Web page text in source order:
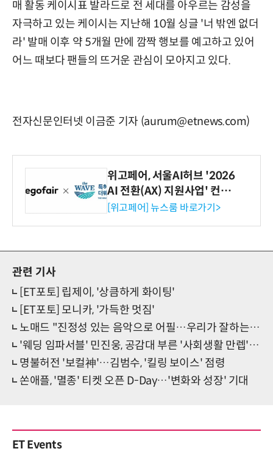
매 활동 케이시표 발라드로 전 세대를 아우르는 감성을
자극하고 있는 케이시는 지난해 10월 싱글 '너 밖엔 없더
라' 발매 이후 약 5개월 만에 깜짝 행보를 예고하고 있어
어느 때보다 팬들의 뜨거운 관심이 모아지고 있다.
전자신문인터넷 이금준 기자 (aurum@etnews.com)
위고페어, 서울AI허브 '2026
AI 전환(AX) 지원사업' 컨소
시엄 선정
[위고페어] 뉴스룸 바로가기>
관련 기사
[ET포토] 립제이, '상큼하게 화이팅'
[ET포토] 모니카, '가득한 멋짐'
노매드 "진정성 있는 음악으로 어필…우리가 잘하는 것 보여주겠다" (쇼케이스)
'웨딩 임파서블' 민진웅, 공감대 부른 '사회생활 만렙' 캐릭터
명불허전 '보컬神'…김범수, '킬링 보이스' 점령
쏜애플, '멸종' 티켓 오픈 D-Day…'변화와 성장' 기대
ET Events